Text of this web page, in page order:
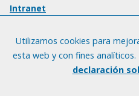
Intranet
Utilizamos cookies para
esta web y con fines
declaración